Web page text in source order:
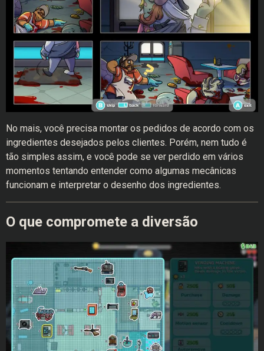
No mais, você precisa montar os pedidos de acordo com os
ingredientes desejados pelos clientes. Porém, nem tudo é
tão simples assim, e você pode se ver perdido em vários
momentos tentando entender como algumas mecânicas
funcionam e interpretar o desenho dos ingredientes.
O que compromete a diversão